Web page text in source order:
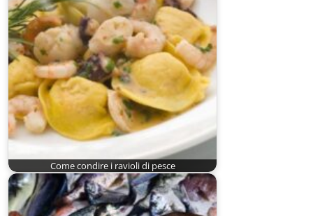
Come condire i ravioli di pesce